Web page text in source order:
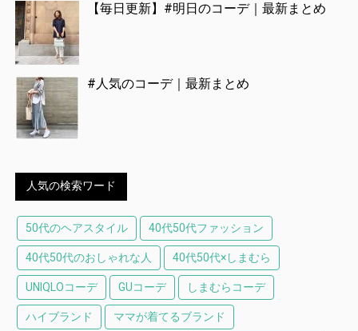
【毎日更新】#明日のコーデ｜最新まとめ
#人気のコーデ｜最新まとめ
人気の検索ワード
50代のヘアスタイル 40代50代ファッション
40代50代のおしゃれな人 40代50代×しまむら
UNIQLOコーデ GUコーデ しまむらコーデ
ハイブランド ママが着てるブランド